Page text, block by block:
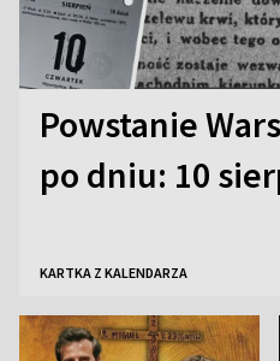
Powstanie
po dniu: 10
KARTKA Z KALENDARZA